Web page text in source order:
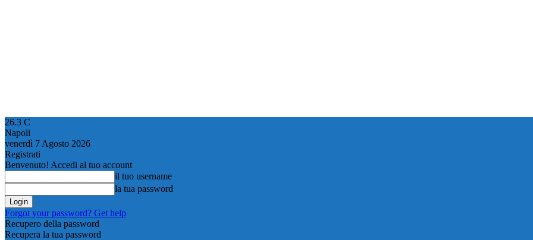
26.3 C
Napoli
venerdì 7 Agosto 2026
Registrati
Benvenuto! Accedi al tuo account
il tuo username
la tua password
Forgot your password? Get help
Recupero della password
Recupera la tua password